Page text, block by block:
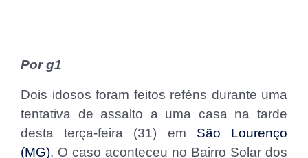
Por g1
Dois idosos foram feitos reféns durante uma
tentativa de assalto a uma casa na tarde
desta terça-feira (31) em São Lourenço
(MG). O caso aconteceu no Bairro Solar dos